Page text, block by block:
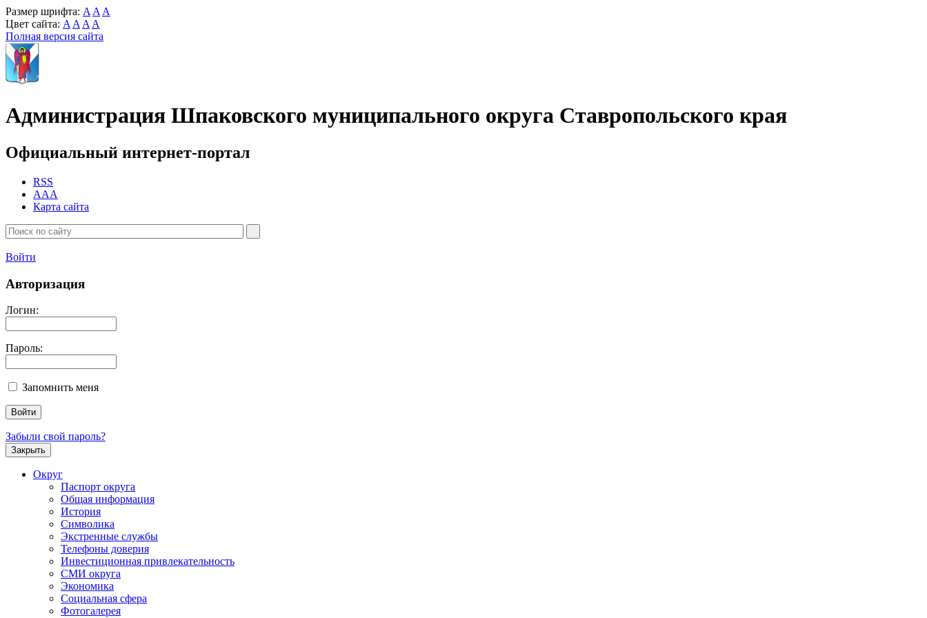
Размер шрифта: A A A
Цвет сайта: A A A A
Полная версия сайта
Администрация Шпаковского муниципального округа Ставропольского края
Официальный интернет-портал
RSS
AAA
Карта сайта
Войти
Авторизация
Логин:
Пароль:
Запомнить меня
Забыли свой пароль?
Закрыть
Округ
Паспорт округа
Общая информация
История
Символика
Экстренные службы
Телефоны доверия
Инвестиционная привлекательность
СМИ округа
Экономика
Социальная сфера
Фотогалерея